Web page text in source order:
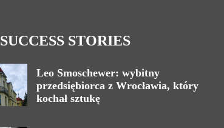
SUCCESS STORIES
Leo Smoschewer: wybitny
przedsiębiorca z Wrocławia, który
kochał sztukę